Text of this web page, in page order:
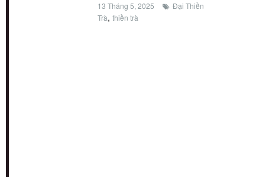
13 Tháng 5, 2025
Đại Thiền
Trà, thiền trà